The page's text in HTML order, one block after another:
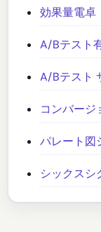
効果量電卓
A/Bテスト
A/Bテスト
コンバージ
パレート図
シックスシ